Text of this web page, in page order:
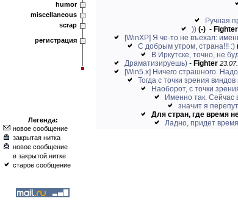
humor
miscellaneous
scrap
регистрация
Легенда:
новое сообщение
закрытая нитка
новое сообщение
в закрытой нитке
старое сообщение
Ручная
)) (-) - Fighter
[WinXP] Я че-то не въехал:
С добрым утром, страна!!! :)
В Иркутске, точно, не
Драматизируешь) - Fighter
[Win5.x] Ничего страшного.
Тогда с точки зрения
Наоборот, с точки
Именно так. Сейчас
значит я
Для стран, где время
Ладно, придет